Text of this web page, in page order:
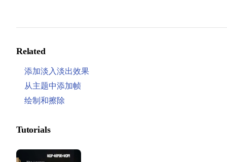
Related
添加淡入淡出效果
从主题中添加帧
绘制和擦除
Tutorials